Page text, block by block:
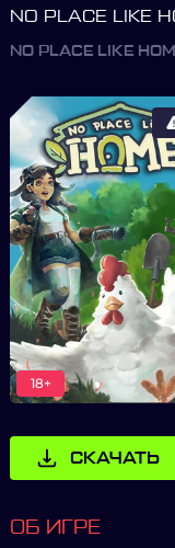
NO PLACE LIKE
NO PLACE LIKE
18+
СКАЧАТЬ
ОБ ИГРЕ